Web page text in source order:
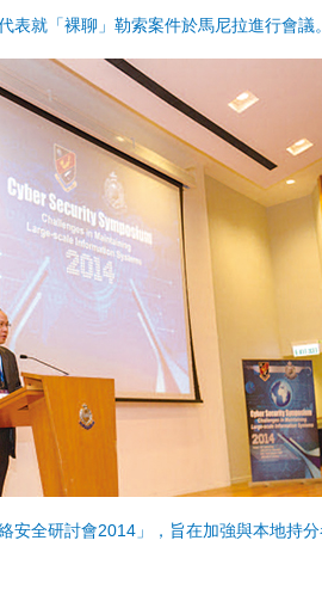
表就「裸聊」勒索案件於馬尼拉進行會議
安全研討會2014」，旨在加強與本地持